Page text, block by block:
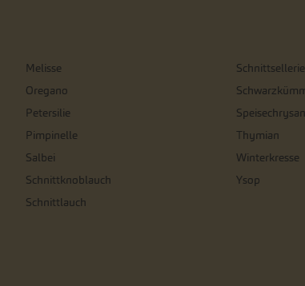
Melisse
Oregano
Petersilie
Pimpinelle
Salbei
Schnittknoblauch
Schnittlauch
Schnittsellerie
Thymian
Winterkresse
Ysop